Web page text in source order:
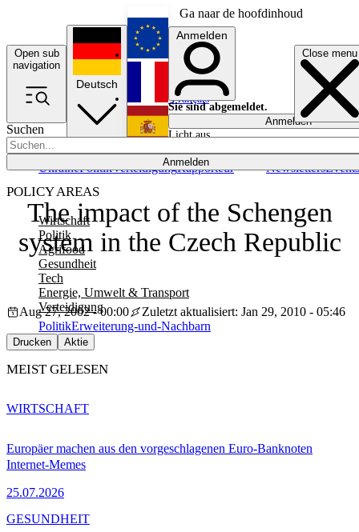
Ga naar de hoofdinhoud
Open sub
navigation
Close menu
Suchen
Anmelden
POLICY AREAS
Wirtschaft
Politik
Agrifood
Gesundheit
Tech
Energie, Umwelt & Transport
Verteidigung
UkrainePolitikVerteidigungRapporteur NewslettersEvents
Deutsch
English
Français
Anmelden
Sie sind abgemeldet.
Anmelden
Licht aus
The impact of the Schengen
system in the Czech Republic
Aug 27, 2002 - 00:00
Zuletzt aktualisiert: Jan 29, 2010 - 05:46
PolitikErweiterung-und-Nachbarn
Drucken Aktie
MEIST GELESEN
Europäer machen aus den vorgeschlagenen Euro-Banknoten
Internet-Memes
25.07.2026
WIRTSCHAFT
GESUNDHEIT